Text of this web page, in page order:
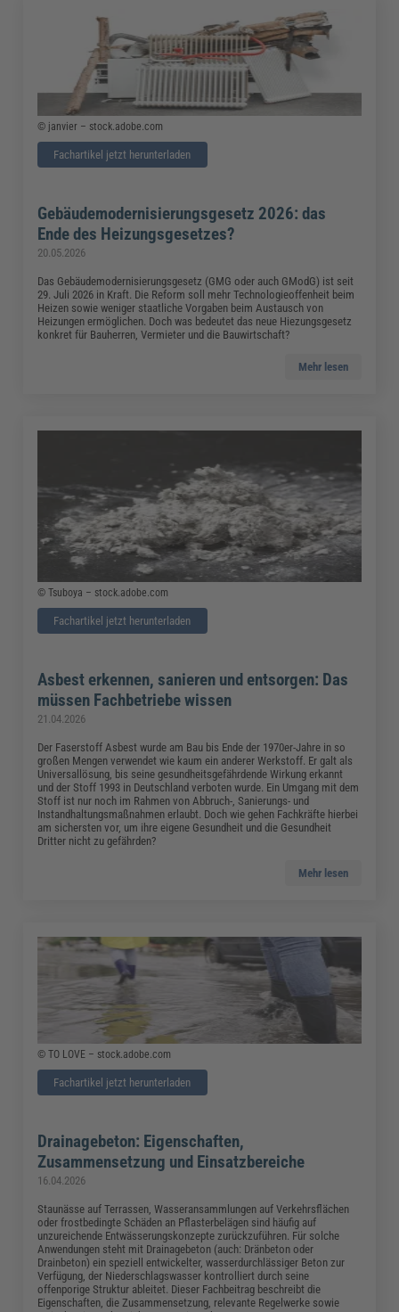
© janvier – stock.adobe.com
Fachartikel jetzt herunterladen
Gebäudemodernisierungsgesetz 2026: das
Ende des Heizungsgesetzes?
20.05.2026
Das Gebäudemodernisierungsgesetz (GMG oder auch GModG) ist seit
29. Juli 2026 in Kraft. Die Reform soll mehr Technologieoffenheit beim
Heizen sowie weniger staatliche Vorgaben beim Austausch von
Heizungen ermöglichen. Doch was bedeutet das neue Hiezungsgesetz
konkret für Bauherren, Vermieter und die Bauwirtschaft?
Mehr lesen
© Tsuboya – stock.adobe.com
Fachartikel jetzt herunterladen
Asbest erkennen, sanieren und entsorgen: Das
müssen Fachbetriebe wissen
21.04.2026
Der Faserstoff Asbest wurde am Bau bis Ende der 1970er-Jahre in so
großen Mengen verwendet wie kaum ein anderer Werkstoff. Er galt als
Universallösung, bis seine gesundheitsgefährdende Wirkung erkannt
und der Stoff 1993 in Deutschland verboten wurde. Ein Umgang mit dem
Stoff ist nur noch im Rahmen von Abbruch-, Sanierungs- und
Instandhaltungsmaßnahmen erlaubt. Doch wie gehen Fachkräfte hierbei
am sichersten vor, um ihre eigene Gesundheit und die Gesundheit
Dritter nicht zu gefährden?
Mehr lesen
© TO LOVE – stock.adobe.com
Fachartikel jetzt herunterladen
Drainagebeton: Eigenschaften,
Zusammensetzung und Einsatzbereiche
16.04.2026
Staunässe auf Terrassen, Wasseransammlungen auf Verkehrsflächen
oder frostbedingte Schäden an Pflasterbelägen sind häufig auf
unzureichende Entwässerungskonzepte zurückzuführen. Für solche
Anwendungen steht mit Drainagebeton (auch: Dränbeton oder
Drainbeton) ein speziell entwickelter, wasserdurchlässiger Beton zur
Verfügung, der Niederschlagswasser kontrolliert durch seine
offenporige Struktur ableitet. Dieser Fachbeitrag beschreibt die
Eigenschaften, die Zusammensetzung, relevante Regelwerke sowie